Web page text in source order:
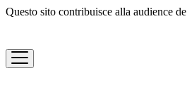
Questo sito contribuisce alla audience de